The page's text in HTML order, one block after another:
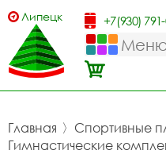
Липецк +7(930)
Главная 〉 Спортивные
Гимнастические